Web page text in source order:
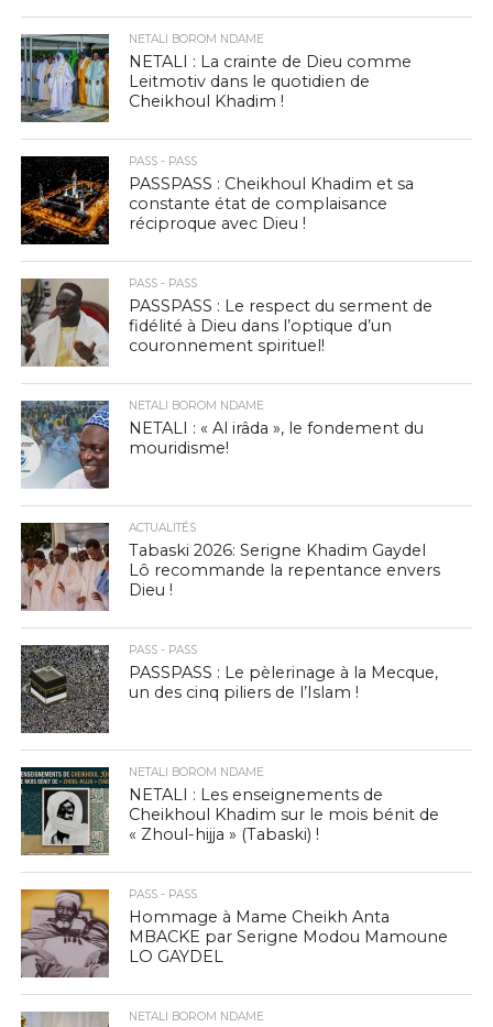
NETALI BOROM NDAME
NETALI : La crainte de Dieu comme
Leitmotiv dans le quotidien de
Cheikhoul Khadim !
PASS - PASS
PASSPASS : Cheikhoul Khadim et sa
constante état de complaisance
réciproque avec Dieu !
PASS - PASS
PASSPASS : Le respect du serment de
fidélité à Dieu dans l’optique d’un
couronnement spirituel!
NETALI BOROM NDAME
NETALI : « Al irâda », le fondement du
mouridisme!
ACTUALITÉS
Tabaski 2026: Serigne Khadim Gaydel
Lô recommande la repentance envers
Dieu !
PASS - PASS
PASSPASS : Le pèlerinage à la Mecque,
un des cinq piliers de l’Islam !
NETALI BOROM NDAME
NETALI : Les enseignements de
Cheikhoul Khadim sur le mois bénit de
« Zhoul-hijja » (Tabaski) !
PASS - PASS
Hommage à Mame Cheikh Anta
MBACKE par Serigne Modou Mamoune
LO GAYDEL
NETALI BOROM NDAME